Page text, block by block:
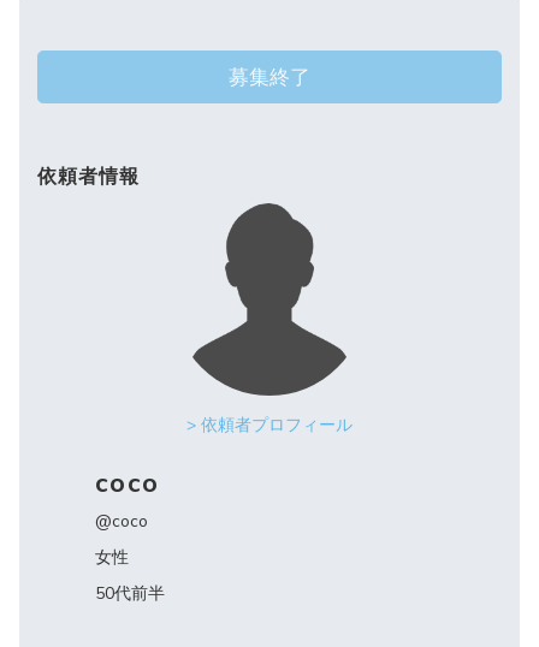
募集終了
依頼者情報
> 依頼者プロフィール
coco
@coco
女性
50代前半